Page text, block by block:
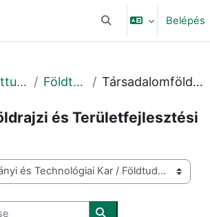
Keresési bemeneti
Belépés
Természettudományi és Technológiai Kar Földtudományi Intézet Társadalomföldrajzi és Területfejlesztési Tanszék
és Területfejlesztési